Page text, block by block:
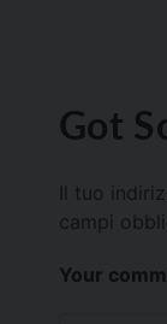
Got
Il tuo
campi
Your